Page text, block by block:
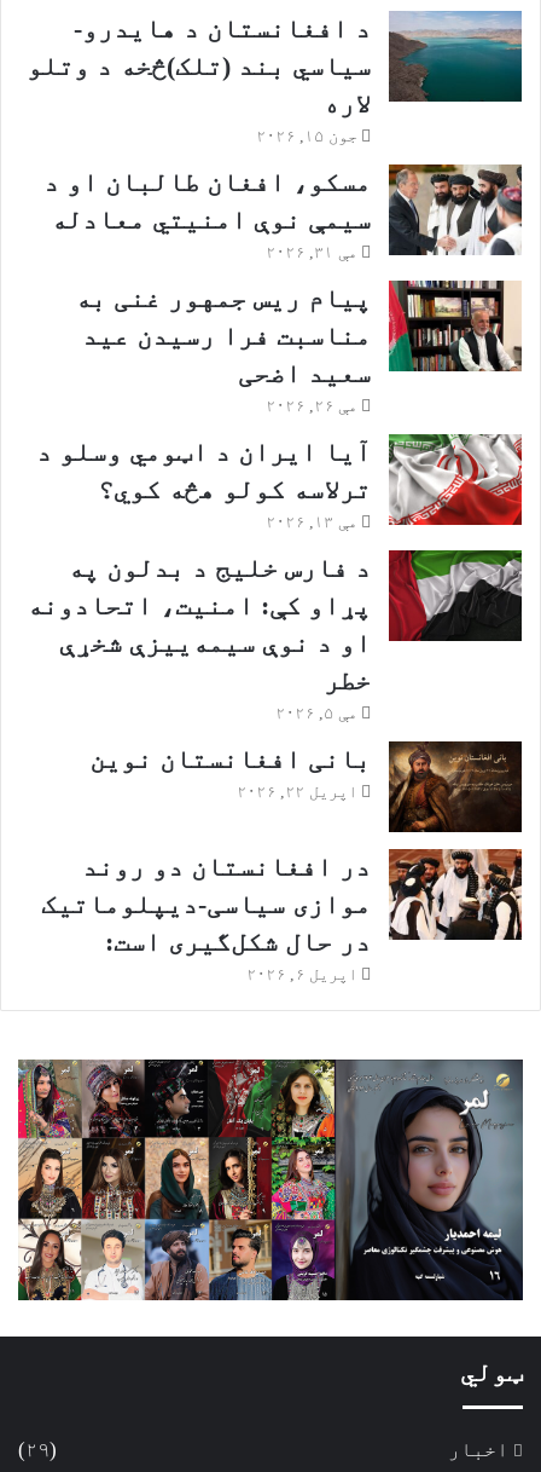
د افغانستان د هایدرو-
سیاسي بند (تلک)څخه د وتلو
لاره
جون ۱۵, ۲۰۲۶
مسکو، افغان طالبان او د
سیمې نوې امنیتي معادله
مې ۳۱, ۲۰۲۶
پیام ریس جمهور غنی به
مناسبت فرا رسیدن عید
سعید اضحی
مې ۲۶, ۲۰۲۶
آیا ایران د اټومي وسلو د
ترلاسه کولو هڅه کوي؟
مې ۱۳, ۲۰۲۶
د فارس خلیج د بدلون په
پړاو کې: امنیت، اتحادونه
او د نوې سیمه‌ییزې شخړې
خطر
مې ۵, ۲۰۲۶
بانی افغانستان نوین
اپریل ۲۲, ۲۰۲۶
در افغانستان دو روند
موازی سیاسی-دیپلوماتیک
در حال شکل‌گیری است:
اپریل ۶, ۲۰۲۶
ټولي
اخبار (۲۹)